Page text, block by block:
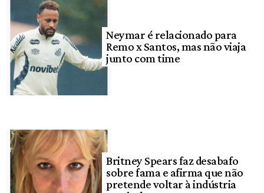
Neymar é relacionado para
Remo x Santos, mas não viaja
junto com time
Britney Spears faz desabafo
sobre fama e afirma que não
pretende voltar à indústria